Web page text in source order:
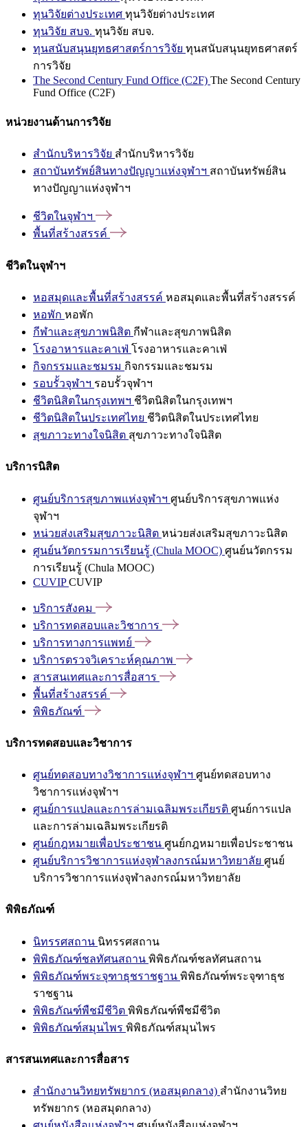
ทุนวิจัยต่างประเทศ ทุนวิจัยต่างประเทศ
ทุนวิจัย สบจ. ทุนวิจัย สบจ.
ทุนสนับสนุนยุทธศาสตร์การวิจัย ทุนสนับสนุนยุทธศาสตร์
การวิจัย
The Second Century Fund Office (C2F) The Second Century
Fund Office (C2F)
หน่วยงานด้านการวิจัย
สำนักบริหารวิจัย สำนักบริหารวิจัย
สถาบันทรัพย์สินทางปัญญาแห่งจุฬาฯ สถาบันทรัพย์สิน
ทางปัญญาแห่งจุฬาฯ
ชีวิตในจุฬาฯ
พื้นที่สร้างสรรค์
ชีวิตในจุฬาฯ
หอสมุดและพื้นที่สร้างสรรค์ หอสมุดและพื้นที่สร้างสรรค์
หอพัก หอพัก
กีฬาและสุขภาพนิสิต กีฬาและสุขภาพนิสิต
โรงอาหารและคาเฟ่ โรงอาหารและคาเฟ่
กิจกรรมและชมรม กิจกรรมและชมรม
รอบรั้วจุฬาฯ รอบรั้วจุฬาฯ
ชีวิตนิสิตในกรุงเทพฯ ชีวิตนิสิตในกรุงเทพฯ
ชีวิตนิสิตในประเทศไทย ชีวิตนิสิตในประเทศไทย
สุขภาวะทางใจนิสิต สุขภาวะทางใจนิสิต
บริการนิสิต
ศูนย์บริการสุขภาพแห่งจุฬาฯ ศูนย์บริการสุขภาพแห่ง
จุฬาฯ
หน่วยส่งเสริมสุขภาวะนิสิต หน่วยส่งเสริมสุขภาวะนิสิต
ศูนย์นวัตกรรมการเรียนรู้ (Chula MOOC) ศูนย์นวัตกรรม
การเรียนรู้ (Chula MOOC)
CUVIPCUVIP
บริการสังคม
บริการทดสอบและวิชาการ
บริการทางการแพทย์
บริการตรวจวิเคราะห์คุณภาพ
สารสนเทศและการสื่อสาร
พื้นที่สร้างสรรค์
พิพิธภัณฑ์
บริการทดสอบและวิชาการ
ศูนย์ทดสอบทางวิชาการแห่งจุฬาฯ ศูนย์ทดสอบทาง
วิชาการแห่งจุฬาฯ
ศูนย์การแปลและการล่ามเฉลิมพระเกียรติ ศูนย์การแปล
และการล่ามเฉลิมพระเกียรติ
ศูนย์กฎหมายเพื่อประชาชน ศูนย์กฎหมายเพื่อประชาชน
ศูนย์บริการวิชาการแห่งจุฬาลงกรณ์มหาวิทยาลัย ศูนย์
บริการวิชาการแห่งจุฬาลงกรณ์มหาวิทยาลัย
พิพิธภัณฑ์
นิทรรศสถาน นิทรรศสถาน
พิพิธภัณฑ์ชลทัศนสถาน พิพิธภัณฑ์ชลทัศนสถาน
พิพิธภัณฑ์พระจุฑาธุชราชฐาน พิพิธภัณฑ์พระจุฑาธุช
ราชฐาน
พิพิธภัณฑ์พืชมีชีวิต พิพิธภัณฑ์พืชมีชีวิต
พิพิธภัณฑ์สมุนไพร พิพิธภัณฑ์สมุนไพร
สารสนเทศและการสื่อสาร
สำนักงานวิทยทรัพยากร (หอสมุดกลาง) สำนักงานวิทย
ทรัพยากร (หอสมุดกลาง)